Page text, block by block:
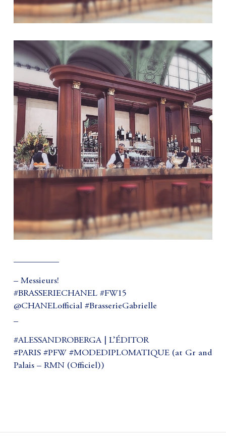
– Messieurs!
#BRASSERIECHANEL #FW15
@CHANELofficial #BrasserieGabrielle
#ALESSANDROBERGA | L’ÉDITOR
#PARIS #PFW #MODEDIPLOMATIQUE (at Gr and
Palais – RMN (Officiel))